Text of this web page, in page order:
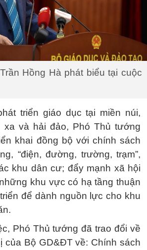
Hồng Hà phát biểu tại cuộc
triển giáo dục tại miền núi,
xa và hải đảo, Phó Thủ tướng
khai đồng bộ với chính sách
“điện, đường, trường, trạm”,
khu dân cư; đẩy mạnh xã hội
khu vực có hạ tầng thuận
để dành nguồn lực cho khu
Phó Thủ tướng đã trao đổi về
của Bộ GD&ĐT về: Chính sách